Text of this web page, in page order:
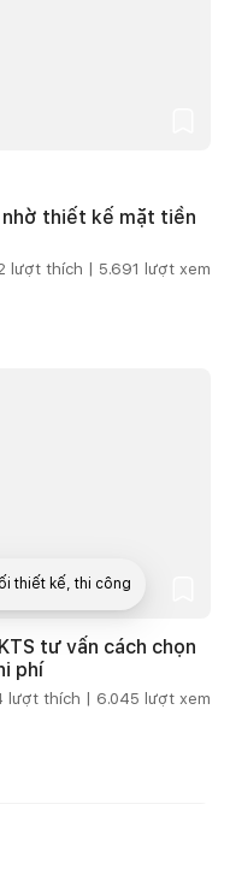
thiết kế mặt tiền
lượt thích | 5.691 lượt xem
tư vấn cách chọn
phí
lượt thích | 6.045 lượt xem
thiết kế, thi công
hoàn thiện nhà